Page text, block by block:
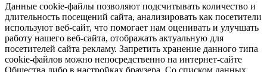
Данные cookie-файлы позволяют подсчитывать количество и
длительность посещений сайта, анализировать как посетители
используют веб-сайт, что помогает нам оценивать и улучшать
работу нашего веб-сайта, отображать актуальную для
посетителей сайта рекламу. Запретить хранение данного типа
cookie-файлов можно непосредственно на интернет-сайте
Общества либо в настройках браузера. Со списком данных